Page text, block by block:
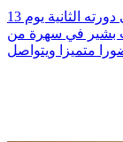
ينطلق مهرجان التراث والاصالة بالزوايد في دورته الثانية يوم 13
بشير في سهرة من